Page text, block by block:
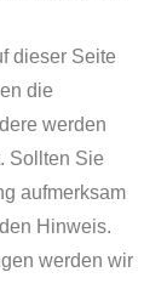
dieser Seite
die
werden
Sollten Sie
aufmerksam
Hinweis.
werden wir